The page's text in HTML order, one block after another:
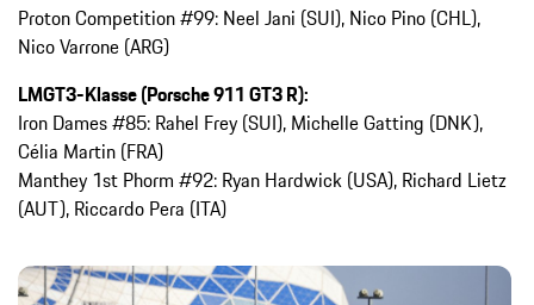
Proton Competition #99: Neel Jani (SUI), Nico Pino (CHL),
Nico Varrone (ARG)
LMGT3-Klasse (Porsche 911 GT3 R):
Iron Dames #85: Rahel Frey (SUI), Michelle Gatting (DNK),
Célia Martin (FRA)
Manthey 1st Phorm #92: Ryan Hardwick (USA), Richard Lietz
(AUT), Riccardo Pera (ITA)